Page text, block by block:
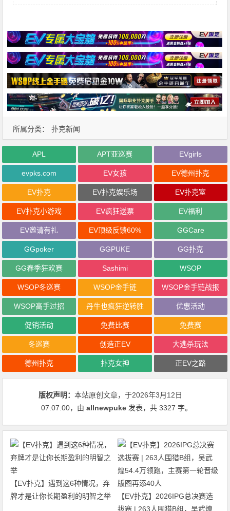
所属分类： 扑克新闻
APL APT亚巡赛 EVgirls
evpks.com EV女孩 EV德州扑克
EV扑克 EV扑克娱乐场 EV扑克室
EV扑克小游戏 EV疯狂送票 EV福利
EV邀请有礼 EV顶级反馈60% GGCare
GGpoker GGPUKE GG扑克
GG春季狂欢赛 Sashimi WSOP
WSOP冬巡赛 WSOP金手链 WSOP金手链战报
WSOP高手过招 丹牛也疯狂逆转胜 优惠活动
促销活动 免费比赛 免费赛
冬巡赛 创造正EV 大逃杀玩法
德州扑克 扑克女神 正EV之路
版权声明：本站原创文章，于2026年3月12日
07:07:00，由allnewpuke 发表，共 3327 字。
【EV扑克】遇到这6种情况，弃
牌才是让你长期盈利的明智之举
【EV扑克】2026IPG总决赛选
拔赛 | 263人围猎B组，吴武煌